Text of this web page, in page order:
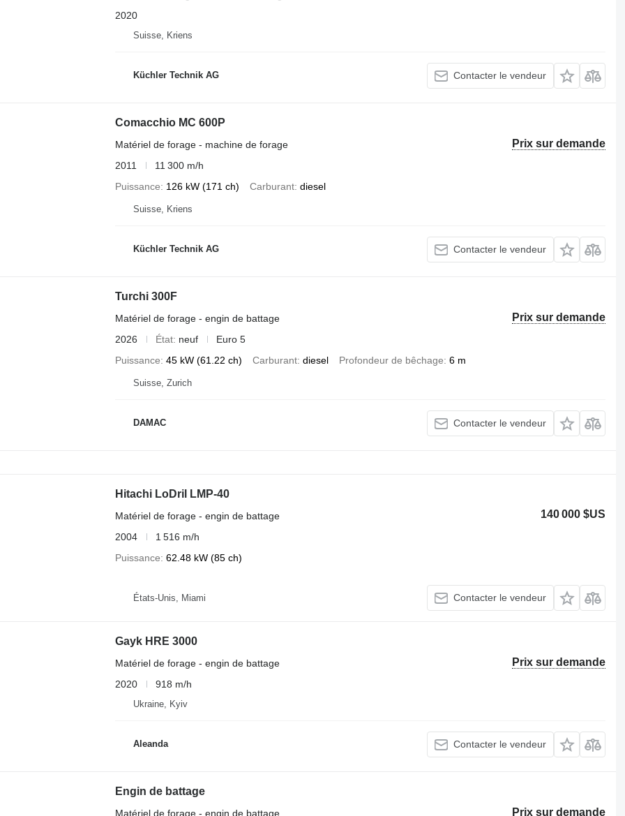
2020
Suisse, Kriens
Küchler Technik AG Contacter le vendeur
Comacchio MC 600P
Prix sur demande
Matériel de forage - machine de forage
2011
11 300 m/h
Puissance
126 kW (171 ch) Carburant diesel
Suisse, Kriens
Küchler Technik AG Contacter le vendeur
Turchi 300F
Prix sur demande
Matériel de forage - engin de battage
2026
État neuf
Euro 5
Puissance 45 kW (61.22 ch) Carburant diesel Profondeur de bêchage 6 m
Suisse, Zurich
DAMAC Contacter le vendeur
Hitachi LoDril LMP-40
140 000 $US
Matériel de forage - engin de battage
2004
1 516 m/h
Puissance 62.48 kW (85 ch)
États-Unis, Miami Contacter le vendeur
Gayk HRE 3000
Prix sur demande
Matériel de forage - engin de battage
2020
918 m/h
Ukraine, Kyiv
Aleanda Contacter le vendeur
Engin de battage
Prix sur demande
Matériel de forage - engin de battage